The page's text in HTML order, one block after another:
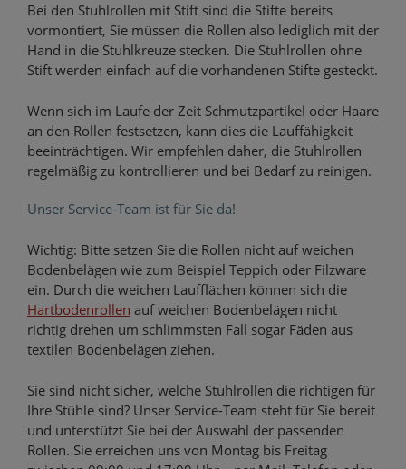
Bei den Stuhlrollen mit Stift sind die Stifte bereits
vormontiert, Sie müssen die Rollen also lediglich mit der
Hand in die Stuhlkreuze stecken. Die Stuhlrollen ohne
Stift werden einfach auf die vorhandenen Stifte gesteckt.
Wenn sich im Laufe der Zeit Schmutzpartikel oder Haare
an den Rollen festsetzen, kann dies die Lauffähigkeit
beeinträchtigen. Wir empfehlen daher, die Stuhlrollen
regelmäßig zu kontrollieren und bei Bedarf zu reinigen.
Unser Service-Team ist für Sie da!
Wichtig: Bitte setzen Sie die Rollen nicht auf weichen
Bodenbelägen wie zum Beispiel Teppich oder Filzware
ein. Durch die weichen Laufflächen können sich die
Hartbodenrollen auf weichen Bodenbelägen nicht
richtig drehen um schlimmsten Fall sogar Fäden aus
textilen Bodenbelägen ziehen.
Sie sind nicht sicher, welche Stuhlrollen die richtigen für
Ihre Stühle sind? Unser Service-Team steht für Sie bereit
und unterstützt Sie bei der Auswahl der passenden
Rollen. Sie erreichen uns von Montag bis Freitag